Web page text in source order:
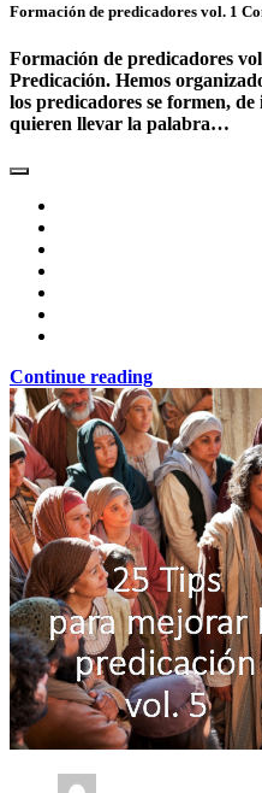
Formación de predicadores vol. 1
Formación de predicadores
Predicación. Hemos
los predicadores se formen,
quieren llevar la palabra…
Continue reading